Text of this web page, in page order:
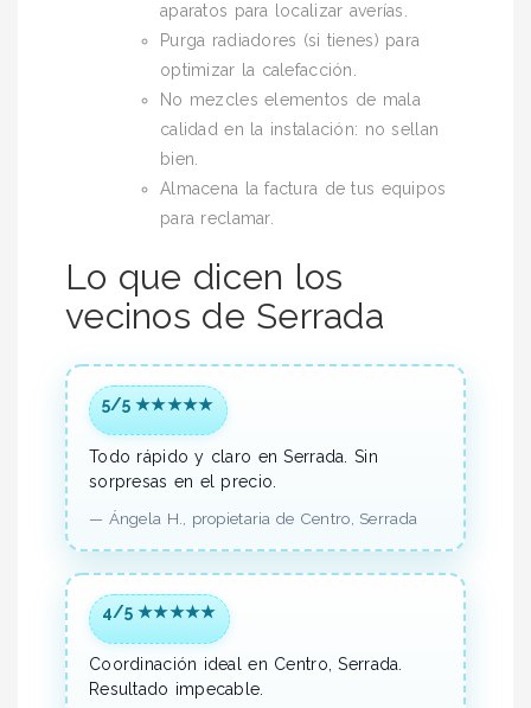
aparatos para localizar averías.
Purga radiadores (si tienes) para
optimizar la calefacción.
No mezcles elementos de mala
calidad en la instalación: no sellan
bien.
Almacena la factura de tus equipos
para reclamar.
Lo que dicen los
vecinos de Serrada
5/5 ★★★★★
Todo rápido y claro en Serrada.
Sin
sorpresas en el precio.
— Ángela H., propietaria de Centro, Serrada
4/5 ★★★★★
Coordinación ideal en Centro, Serrada.
Resultado impecable.